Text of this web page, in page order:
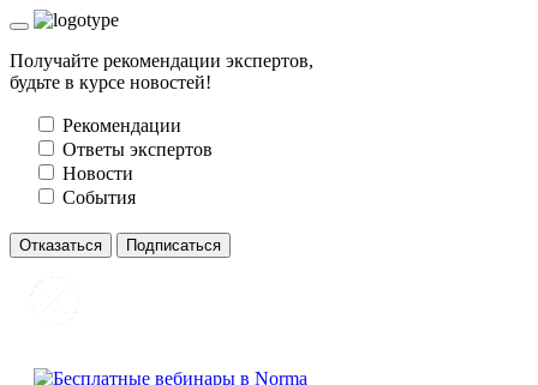
Получайте рекомендации экспертов,
будьте в курсе новостей!
Рекомендации
Ответы экспертов
Новости
События
Отказаться Подписаться